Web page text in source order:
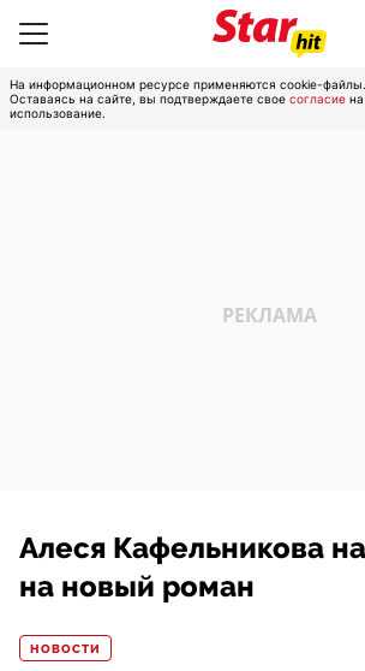
На информационном ресурсе применяются cookie-файлы.
Оставаясь на сайте, вы подтверждаете свое согласие
использование.
Алеся Кафельникова
на новый роман
НОВОСТИ